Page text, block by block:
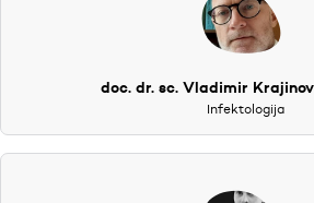
doc. dr. sc. Vladimir
Infektologija